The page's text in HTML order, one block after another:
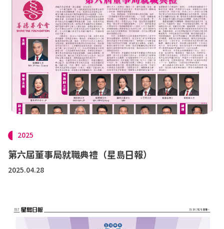
2025
第六屆董事局就職典禮（星島日報）
2025.04.28